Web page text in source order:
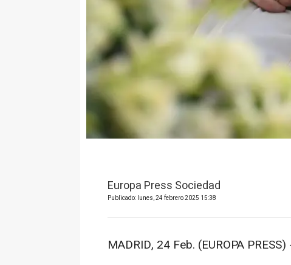
Europa Press Sociedad
Publicado: lunes, 24 febrero 2025 15:38
MADRID, 24 Feb. (EUROPA PRESS)